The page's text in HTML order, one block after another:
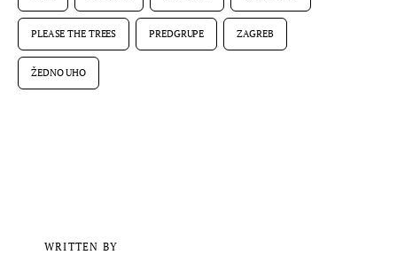
PLEASE THE TREES PREDGRUPE ZAGREB
ŽEDNO UHO
WRITTEN BY